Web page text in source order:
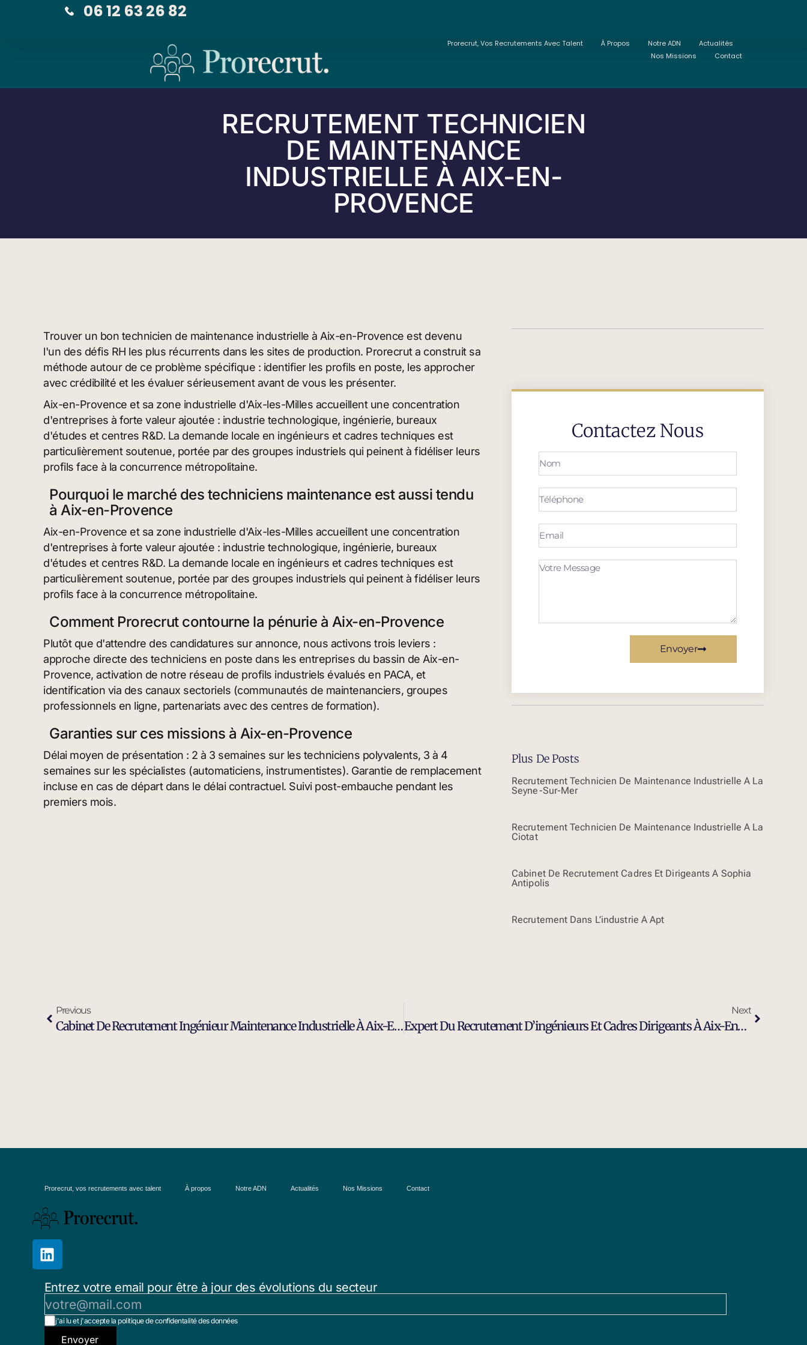
06 12 63 26 82
Prorecrut, Vos Recrutements Avec Talent À Propos Notre ADN
Actualités
Nos Missions
Contact
RECRUTEMENT TECHNICIEN
DE MAINTENANCE
INDUSTRIELLE À AIX-EN-
PROVENCE
Trouver un bon technicien de maintenance industrielle à Aix-en-Provence est devenu
l'un des défis RH les plus récurrents dans les sites de production. Prorecrut a construit sa
méthode autour de ce problème spécifique : identifier les profils en poste, les approcher
avec crédibilité et les évaluer sérieusement avant de vous les présenter.
Aix-en-Provence et sa zone industrielle d'Aix-les-Milles accueillent une concentration
d'entreprises à forte valeur ajoutée : industrie technologique, ingénierie, bureaux
d'études et centres R&D. La demande locale en ingénieurs et cadres techniques est
particulièrement soutenue, portée par des groupes industriels qui peinent à fidéliser leurs
profils face à la concurrence métropolitaine.
Pourquoi le marché des techniciens maintenance est aussi tendu
à Aix-en-Provence
Aix-en-Provence et sa zone industrielle d'Aix-les-Milles accueillent une concentration
d'entreprises à forte valeur ajoutée : industrie technologique, ingénierie, bureaux
d'études et centres R&D. La demande locale en ingénieurs et cadres techniques est
particulièrement soutenue, portée par des groupes industriels qui peinent à fidéliser leurs
profils face à la concurrence métropolitaine.
Comment Prorecrut contourne la pénurie à Aix-en-Provence
Plutôt que d'attendre des candidatures sur annonce, nous activons trois leviers :
approche directe des techniciens en poste dans les entreprises du bassin de Aix-en-
Provence, activation de notre réseau de profils industriels évalués en PACA, et
identification via des canaux sectoriels (communautés de maintenanciers, groupes
professionnels en ligne, partenariats avec des centres de formation).
Garanties sur ces missions à Aix-en-Provence
Délai moyen de présentation : 2 à 3 semaines sur les techniciens polyvalents, 3 à 4
semaines sur les spécialistes (automaticiens, instrumentistes). Garantie de remplacement
incluse en cas de départ dans le délai contractuel. Suivi post-embauche pendant les
premiers mois.
Contactez Nous
Envoyer
Plus De Posts
Recrutement Technicien De Maintenance Industrielle À La
Seyne-Sur-Mer
Recrutement Technicien De Maintenance Industrielle À La
Ciotat
Cabinet De Recrutement Cadres Et Dirigeants À Sophia
Antipolis
Recrutement Dans L’industrie À Apt
Previous
Cabinet De Recrutement Ingénieur Maintenance Industrielle À Aix-En-Provence
Next
Expert Du Recrutement D’ingénieurs Et Cadres Dirigeants À Aix-En-Provence
Prorecrut, vos recrutements avec talent À propos Notre ADN Actualités Nos Missions Contact
Entrez votre email pour être à jour des évolutions du secteur
j'ai lu et j'accepte la politique de confidentalité des données
Envoyer